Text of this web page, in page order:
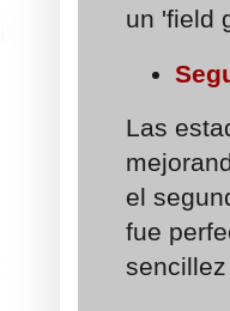
un 'field
Las
el
fue